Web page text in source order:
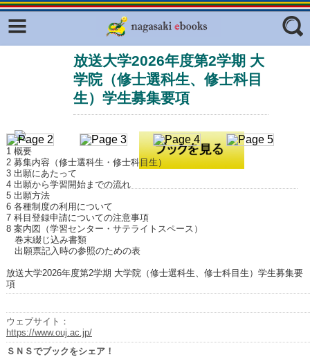
フリーワード
放送大学2026年度第2学期 大
学院（修士選科生、修士科目
生）学生募集要項
1 概要
2 募集内容（修士選科生・修士科目生）
3 出願にあたって
4 出願から学習開始までの流れ
5 出願方法
6 各種制度の利用について
7 科目登録申請についての注意事項
8 案内図（学習センター・サテライトスペース）
巻末綴じ込み書類
出願票記入時の参照のための表
放送大学2026年度第2学期 大学院（修士選科生、修士科目生）学生募集要
項
ウェブサイト：
https://www.ouj.ac.jp/
ＳＮＳでブックをシェア！
Facebook
ふくいろキラリプロジェクト
東京観光デジタルパンフレットギャ
ラリー（TOKYO Brochures）
復興応援企画
はじめてご利用される方へ
コンテンツ
広報誌ナビ
明治日本の産業革命遺産
長崎と天草地方の潜伏キリシタン
関連遺産
ハイスクールナビ
小・中学校ナビ